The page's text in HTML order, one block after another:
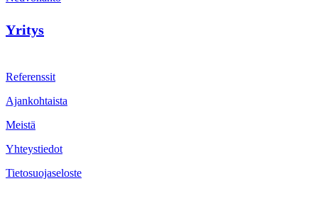
Yritys
Referenssit
Ajankohtaista
Meistä
Yhteystiedot
Tietosuojaseloste